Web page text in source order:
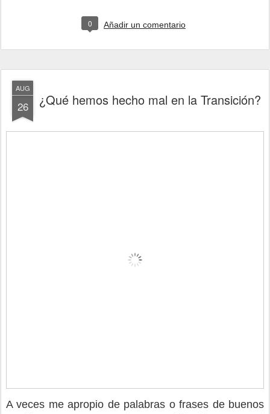
0 Añadir un comentario
AUG
26 ¿Qué hemos hecho mal en la Transición?
A veces me apropio de palabras o frases de buenos